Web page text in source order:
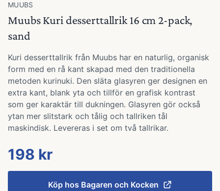
MUUBS
Muubs Kuri desserttallrik 16 cm 2-pack,
sand
Kuri desserttallrik från Muubs har en naturlig, organisk
form med en rå kant skapad med den traditionella
metoden kurinuki. Den släta glasyren ger designen en
extra kant, blank yta och tillför en grafisk kontrast
som ger karaktär till dukningen. Glasyren gör också
ytan mer slitstark och tålig och tallriken tål
maskindisk. Levereras i set om två tallrikar.
198 kr
Köp hos Bagaren och Kocken